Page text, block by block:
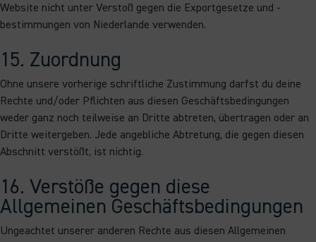
Website nicht unter Verstoß gegen die Exportgesetze und -
bestimmungen von Niederlande verwenden.
15. Zuordnung
Ohne unsere vorherige schriftliche Zustimmung darfst du deine
Rechte und/oder Pflichten aus diesen Geschäftsbedingungen
weder ganz noch teilweise an Dritte abtreten, übertragen oder an
Dritte weitergeben. Jede angebliche Abtretung, die gegen diesen
Abschnitt verstößt, ist nichtig.
16. Verstöße gegen diese
Allgemeinen Geschäftsbedingungen
Ungeachtet unserer anderen Rechte aus diesen Allgemeinen